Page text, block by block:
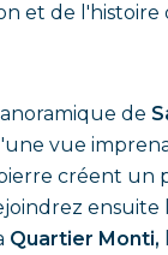
et de l'histoire
de
vue
créent un
ensuite
Quartier Monti,